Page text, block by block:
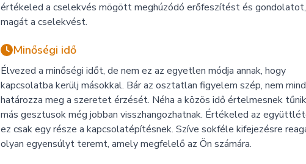
értékeled a cselekvés mögött meghúzódó erőfeszítést és
magát a cselekvést.
Minőségi idő
Élvezed a minőségi időt, de nem ez az egyetlen módja annak, hogy
kapcsolatba kerülj másokkal. Bár az osztatlan figyelem szép, nem
határozza meg a szeretet érzését. Néha a közös idő értelmesnek
más gesztusok még jobban visszhangozhatnak. Értékeled az
ez csak egy része a kapcsolatépítésnek. Szíve sokféle kifejezésre
olyan egyensúlyt teremt, amely megfelelő az Ön számára.